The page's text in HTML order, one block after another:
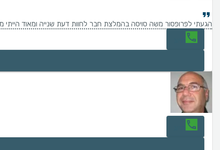
הגעתי לפרופסור משה סויסה בהמלצת חבר לחוות דעת שנייה ומאוד